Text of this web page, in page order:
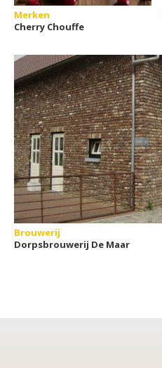
Merken
Cherry Chouffe
Brouwerij
Dorpsbrouwerij De Maar